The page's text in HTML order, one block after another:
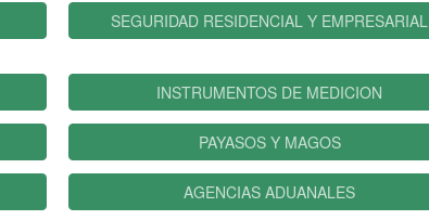
SEGURIDAD RESIDENCIAL Y EMPRESARIAL
INSTRUMENTOS DE MEDICION
PAYASOS Y MAGOS
AGENCIAS ADUANALES